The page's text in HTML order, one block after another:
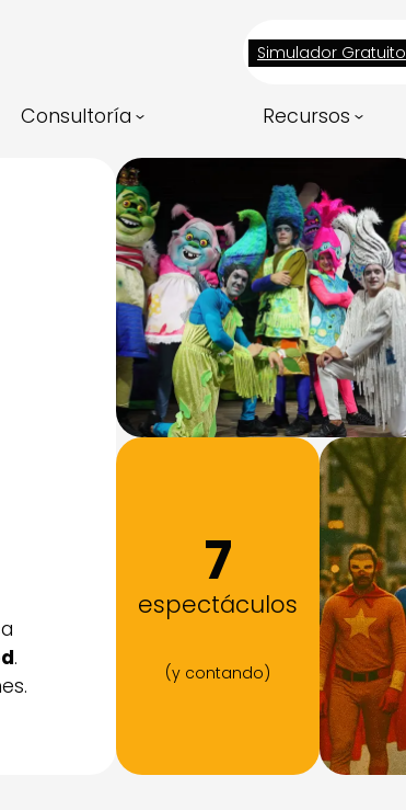
Simulador Gratuito
Consultoría Recursos
.
7
espectáculos
(y contando)